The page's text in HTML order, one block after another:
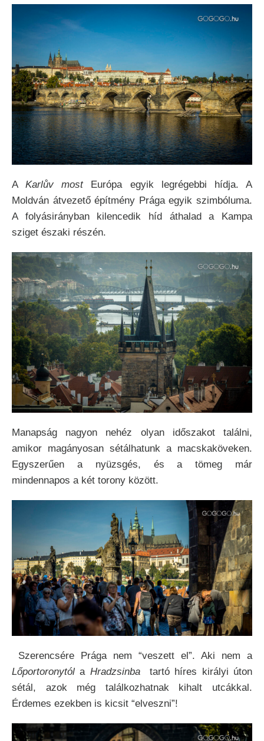
AKarlův mostEurópa egyik legrégebbi hídja. A
Moldván átvezető építmény Prága egyik szimbóluma.
A folyásirányban kilencedik híd áthalad a Kampa
sziget északi részén.
Manapság nagyon nehéz olyan időszakot találni,
amikor magányosan sétálhatunk a macskaköveken.
Egyszerűen a nyüzsgés, és a tömeg már
mindennapos a két torony között.
Szerencsére Prága nem “veszett el”. Aki nem a
Lőportoronytól a Hradzsinba
tartó híres királyi úton
sétál, azok még találkozhatnak kihalt utcákkal.
Érdemes ezekben is kicsit “elveszni”!